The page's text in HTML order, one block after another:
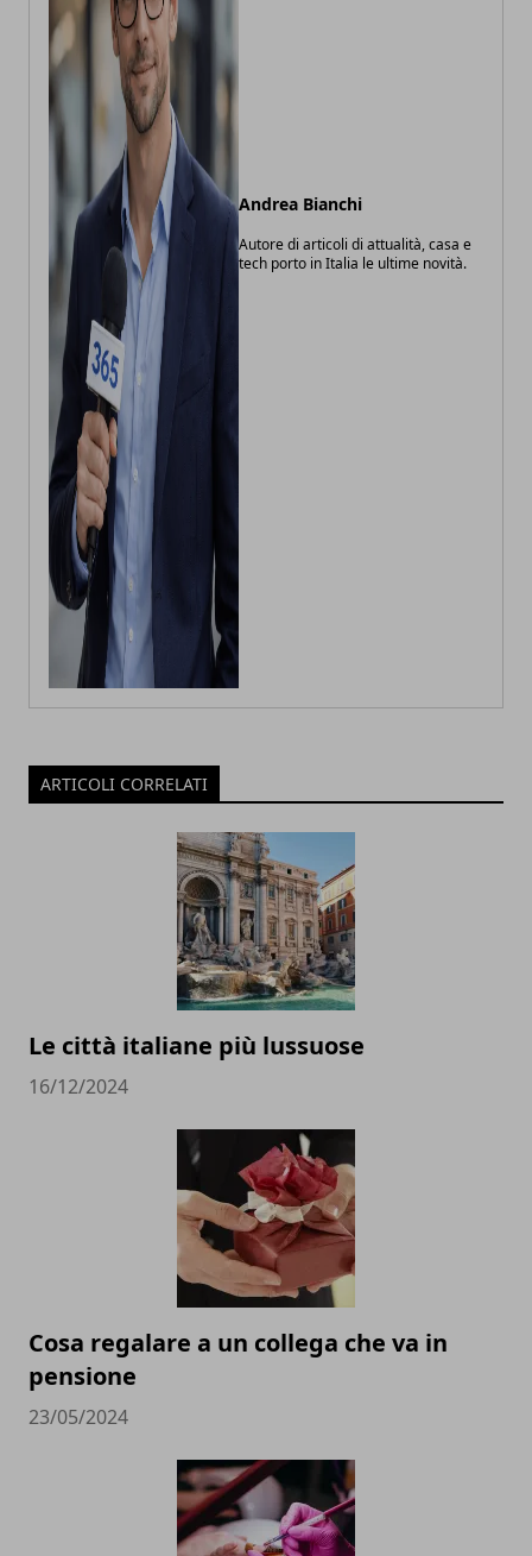
Andrea Bianchi
Autore di articoli di attualità, casa e
tech porto in Italia le ultime novità.
ARTICOLI CORRELATI
Le città italiane più lussuose
16/12/2024
Cosa regalare a un collega che va in
pensione
23/05/2024